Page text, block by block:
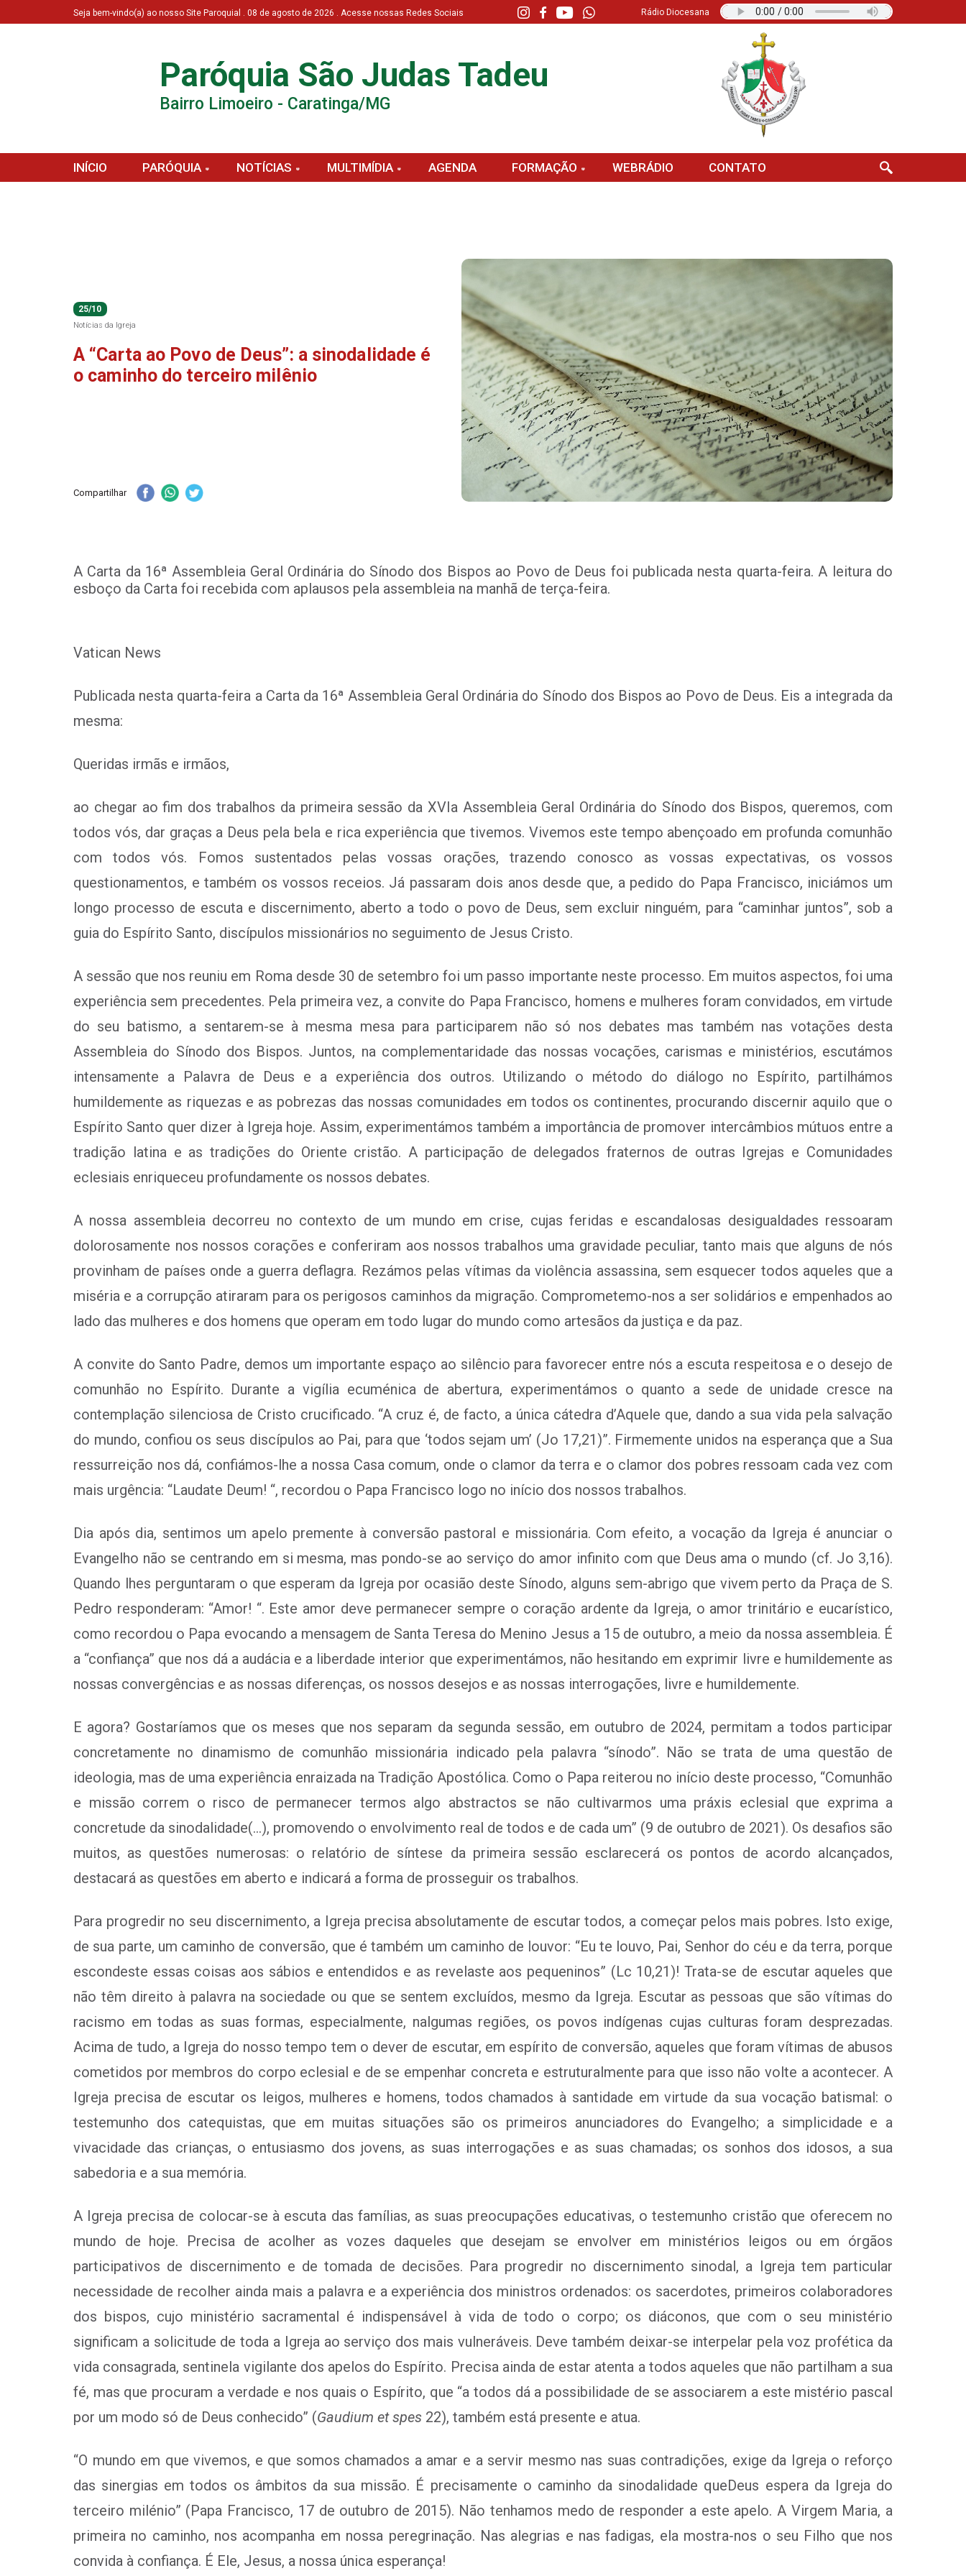
Seja bem-vindo(a) ao nosso Site Paroquial . 08 de agosto de 2026 . Acesse nossas Redes Sociais Rádio Diocesana
Paróquia São Judas Tadeu
Bairro Limoeiro - Caratinga/MG
INÍCIO PARÓQUIA NOTÍCIAS MULTIMÍDIA AGENDA FORMAÇÃO WEBRÁDIO CONTATO
25/10
Notícias da Igreja
A “Carta ao Povo de Deus”: a sinodalidade é
o caminho do terceiro milênio
Compartilhar
A Carta da 16ª Assembleia Geral Ordinária do Sínodo dos Bispos ao Povo de Deus foi publicada nesta quarta-feira. A leitura do
esboço da Carta foi recebida com aplausos pela assembleia na manhã de terça-feira.
Vatican News
Publicada nesta quarta-feira a Carta da 16ª Assembleia Geral Ordinária do Sínodo dos Bispos ao Povo de Deus. Eis a integrada da
mesma:
Queridas irmãs e irmãos,
ao chegar ao fim dos trabalhos da primeira sessão da XVIa Assembleia Geral Ordinária do Sínodo dos Bispos, queremos, com
todos vós, dar graças a Deus pela bela e rica experiência que tivemos. Vivemos este tempo abençoado em profunda comunhão
com todos vós. Fomos sustentados pelas vossas orações, trazendo conosco as vossas expectativas, os vossos
questionamentos, e também os vossos receios. Já passaram dois anos desde que, a pedido do Papa Francisco, iniciámos um
longo processo de escuta e discernimento, aberto a todo o povo de Deus, sem excluir ninguém, para “caminhar juntos”, sob a
guia do Espírito Santo, discípulos missionários no seguimento de Jesus Cristo.
A sessão que nos reuniu em Roma desde 30 de setembro foi um passo importante neste processo. Em muitos aspectos, foi uma
experiência sem precedentes. Pela primeira vez, a convite do Papa Francisco, homens e mulheres foram convidados, em virtude
do seu batismo, a sentarem-se à mesma mesa para participarem não só nos debates mas também nas votações desta
Assembleia do Sínodo dos Bispos. Juntos, na complementaridade das nossas vocações, carismas e ministérios, escutámos
intensamente a Palavra de Deus e a experiência dos outros. Utilizando o método do diálogo no Espírito, partilhámos
humildemente as riquezas e as pobrezas das nossas comunidades em todos os continentes, procurando discernir aquilo que o
Espírito Santo quer dizer à Igreja hoje. Assim, experimentámos também a importância de promover intercâmbios mútuos entre a
tradição latina e as tradições do Oriente cristão. A participação de delegados fraternos de outras Igrejas e Comunidades
eclesiais enriqueceu profundamente os nossos debates.
A nossa assembleia decorreu no contexto de um mundo em crise, cujas feridas e escandalosas desigualdades ressoaram
dolorosamente nos nossos corações e conferiram aos nossos trabalhos uma gravidade peculiar, tanto mais que alguns de nós
provinham de países onde a guerra deflagra. Rezámos pelas vítimas da violência assassina, sem esquecer todos aqueles que a
miséria e a corrupção atiraram para os perigosos caminhos da migração. Comprometemo-nos a ser solidários e empenhados ao
lado das mulheres e dos homens que operam em todo lugar do mundo como artesãos da justiça e da paz.
A convite do Santo Padre, demos um importante espaço ao silêncio para favorecer entre nós a escuta respeitosa e o desejo de
comunhão no Espírito. Durante a vigília ecuménica de abertura, experimentámos o quanto a sede de unidade cresce na
contemplação silenciosa de Cristo crucificado. “A cruz é, de facto, a única cátedra d’Aquele que, dando a sua vida pela salvação
do mundo, confiou os seus discípulos ao Pai, para que ‘todos sejam um’ (Jo 17,21)”. Firmemente unidos na esperança que a Sua
ressurreição nos dá, confiámos-lhe a nossa Casa comum, onde o clamor da terra e o clamor dos pobres ressoam cada vez com
mais urgência: “Laudate Deum! “, recordou o Papa Francisco logo no início dos nossos trabalhos.
Dia após dia, sentimos um apelo premente à conversão pastoral e missionária. Com efeito, a vocação da Igreja é anunciar o
Evangelho não se centrando em si mesma, mas pondo-se ao serviço do amor infinito com que Deus ama o mundo (cf. Jo 3,16).
Quando lhes perguntaram o que esperam da Igreja por ocasião deste Sínodo, alguns sem-abrigo que vivem perto da Praça de S.
Pedro responderam: “Amor! “. Este amor deve permanecer sempre o coração ardente da Igreja, o amor trinitário e eucarístico,
como recordou o Papa evocando a mensagem de Santa Teresa do Menino Jesus a 15 de outubro, a meio da nossa assembleia. É
a “confiança” que nos dá a audácia e a liberdade interior que experimentámos, não hesitando em exprimir livre e humildemente as
nossas convergências e as nossas diferenças, os nossos desejos e as nossas interrogações, livre e humildemente.
E agora? Gostaríamos que os meses que nos separam da segunda sessão, em outubro de 2024, permitam a todos participar
concretamente no dinamismo de comunhão missionária indicado pela palavra “sínodo”. Não se trata de uma questão de
ideologia, mas de uma experiência enraizada na Tradição Apostólica. Como o Papa reiterou no início deste processo, “Comunhão
e missão correm o risco de permanecer termos algo abstractos se não cultivarmos uma práxis eclesial que exprima a
concretude da sinodalidade(…), promovendo o envolvimento real de todos e de cada um” (9 de outubro de 2021). Os desafios são
muitos, as questões numerosas: o relatório de síntese da primeira sessão esclarecerá os pontos de acordo alcançados,
destacará as questões em aberto e indicará a forma de prosseguir os trabalhos.
Para progredir no seu discernimento, a Igreja precisa absolutamente de escutar todos, a começar pelos mais pobres. Isto exige,
de sua parte, um caminho de conversão, que é também um caminho de louvor: “Eu te louvo, Pai, Senhor do céu e da terra, porque
escondeste essas coisas aos sábios e entendidos e as revelaste aos pequeninos” (Lc 10,21)! Trata-se de escutar aqueles que
não têm direito à palavra na sociedade ou que se sentem excluídos, mesmo da Igreja. Escutar as pessoas que são vítimas do
racismo em todas as suas formas, especialmente, nalgumas regiões, os povos indígenas cujas culturas foram desprezadas.
Acima de tudo, a Igreja do nosso tempo tem o dever de escutar, em espírito de conversão, aqueles que foram vítimas de abusos
cometidos por membros do corpo eclesial e de se empenhar concreta e estruturalmente para que isso não volte a acontecer. A
Igreja precisa de escutar os leigos, mulheres e homens, todos chamados à santidade em virtude da sua vocação batismal: o
testemunho dos catequistas, que em muitas situações são os primeiros anunciadores do Evangelho; a simplicidade e a
vivacidade das crianças, o entusiasmo dos jovens, as suas interrogações e as suas chamadas; os sonhos dos idosos, a sua
sabedoria e a sua memória.
A Igreja precisa de colocar-se à escuta das famílias, as suas preocupações educativas, o testemunho cristão que oferecem no
mundo de hoje. Precisa de acolher as vozes daqueles que desejam se envolver em ministérios leigos ou em órgãos
participativos de discernimento e de tomada de decisões. Para progredir no discernimento sinodal, a Igreja tem particular
necessidade de recolher ainda mais a palavra e a experiência dos ministros ordenados: os sacerdotes, primeiros colaboradores
dos bispos, cujo ministério sacramental é indispensável à vida de todo o corpo; os diáconos, que com o seu ministério
significam a solicitude de toda a Igreja ao serviço dos mais vulneráveis. Deve também deixar-se interpelar pela voz profética da
vida consagrada, sentinela vigilante dos apelos do Espírito. Precisa ainda de estar atenta a todos aqueles que não partilham a sua
fé, mas que procuram a verdade e nos quais o Espírito, que “a todos dá a possibilidade de se associarem a este mistério pascal
por um modo só de Deus conhecido” (Gaudium et spes 22), também está presente e atua.
“O mundo em que vivemos, e que somos chamados a amar e a servir mesmo nas suas contradições, exige da Igreja o reforço
das sinergias em todos os âmbitos da sua missão. É precisamente o caminho da sinodalidade queDeus espera da Igreja do
terceiro milénio” (Papa Francisco, 17 de outubro de 2015). Não tenhamos medo de responder a este apelo. A Virgem Maria, a
primeira no caminho, nos acompanha em nossa peregrinação. Nas alegrias e nas fadigas, ela mostra-nos o seu Filho que nos
convida à confiança. É Ele, Jesus, a nossa única esperança!